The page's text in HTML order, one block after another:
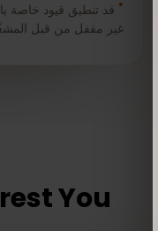
قد تنطبق قيود خاصة
غير مقفل من قبل
You